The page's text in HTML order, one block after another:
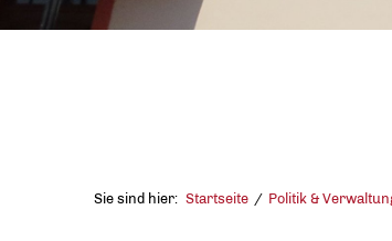
Sie sind hier: Startseite Politik &